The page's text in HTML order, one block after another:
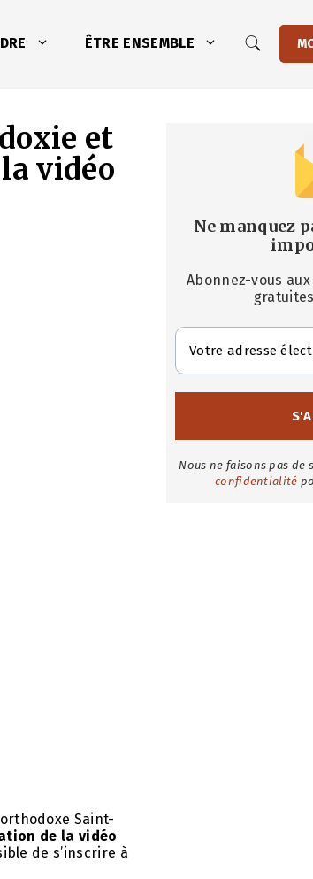
ÊTRE ENSEMBLE
et
vidéo
Saint-
de la vidéo
de s’inscrire à
Ne manquez
Abonnez-vous
Nous ne faisons pas de
confidentialité